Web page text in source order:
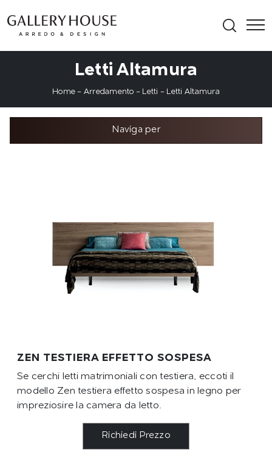
Letti Altamura
Home - Arredamento - Letti - Letti Altamura
Naviga per
ZEN TESTIERA EFFETTO SOSPESA
Se cerchi letti matrimoniali con testiera, eccoti il
modello Zen testiera effetto sospesa in legno per
impreziosire la camera da letto.
Richiedi Prezzo